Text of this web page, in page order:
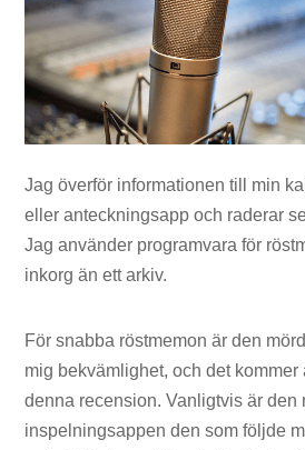
Jag överför informationen till min
eller anteckningsapp och raderar
Jag använder programvara för
inkorg än ett arkiv.
För snabba röstmemon är den
mig bekvämlighet, och det kommer
denna recension. Vanligtvis är den
inspelningsappen den som följde